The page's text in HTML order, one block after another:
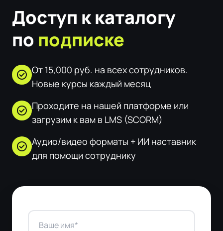
Доступ к каталогу
по подписке
check_circle От 15,000 руб. на всех сотрудников.
Новые курсы каждый месяц
check_circle Проходите на нашей платформе или
загрузим к вам в LMS (SCORM)
check_circle Аудио/видео форматы + ИИ наставник
для помощи сотруднику